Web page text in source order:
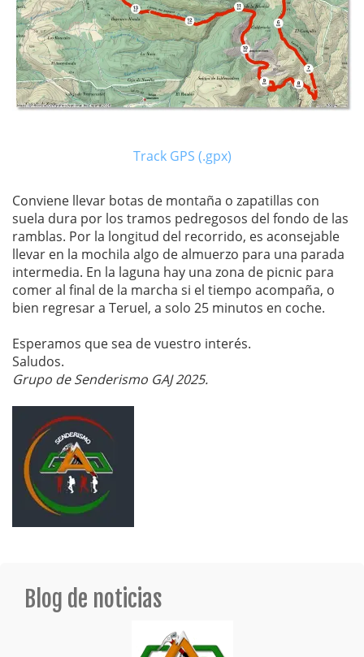
Track GPS (.gpx)
Conviene llevar botas de montaña o zapatillas con
suela dura por los tramos pedregosos del fondo de las
ramblas. Por la longitud del recorrido, es aconsejable
llevar en la mochila algo de almuerzo para una parada
intermedia. En la laguna hay una zona de picnic para
comer al final de la marcha si el tiempo acompaña, o
bien regresar a Teruel, a solo 25 minutos en coche.
Esperamos que sea de vuestro interés.
Saludos.
Grupo de Senderismo GAJ 2025.
Blog de noticias